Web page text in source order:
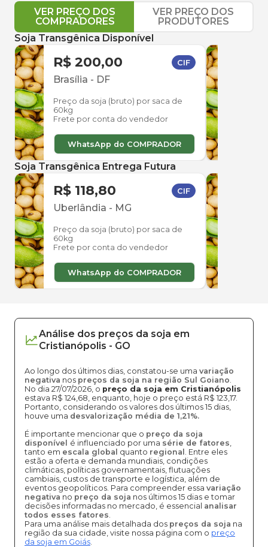
VER PREÇO DOS
COMPRADORES
VER PREÇO DOS
PRODUTORES
Soja Transgênica Disponível
R$ 200,00 CIF
Brasília - DF
Preço da soja (bruto) por saca de
60kg
Frete por conta do vendedor
WhatsApp do COMPRADOR
Soja Transgênica Entrega Futura
R$ 118,80 CIF
Uberlândia - MG
Preço da soja (bruto) por saca de
60kg
Frete por conta do vendedor
WhatsApp do COMPRADOR
Análise dos preços da soja em
Cristianópolis - GO
Ao longo dos últimos dias, constatou-se uma variação
negativa nos preços da soja na região Sul Goiano.
No dia 27/07/2026, o preço da soja em Cristianópolis
estava R$ 124,68, enquanto, hoje o preço está R$ 123,17.
Portanto, considerando os valores dos últimos 15 dias,
houve uma desvalorização média de 1,21%.
É importante mencionar que o preço da soja
disponível é influenciado por uma série de fatores,
tanto em escala global quanto regional . Entre eles
estão a oferta e demanda mundiais, condições
climáticas, políticas governamentais, flutuações
cambiais, custos de transporte e logística, além de
eventos geopolíticos. Para compreender essa variação
negativa no preço da soja nos últimos 15 dias e tomar
decisões informadas no mercado, é essencial analisar
todos esses fatores.
Para uma análise mais detalhada dos preços da soja na
região da sua cidade, visite nossa página com o preço
da soja em Goiás.